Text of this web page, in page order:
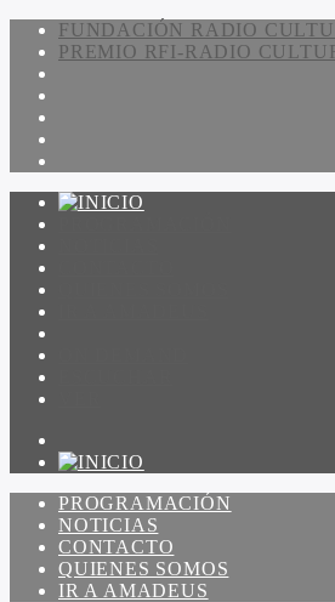
FUNDACIÓN RADIO
PREMIO RFI-RADIO
PROGRAMACIÓN
NOTICIAS
CONTACTO
QUIENES SOMOS
IR A AMADEUS